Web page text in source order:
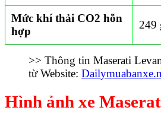
Mức khí thải CO2 hỗn
hợp
249
>> Thông tin Maserati
từ Website:
Hình ảnh xe